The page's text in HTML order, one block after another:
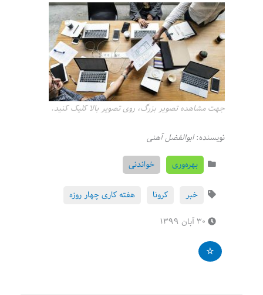
جهت مشاهده تصویر بزرگ، روی تصویر بالا کلیک کنید.
نویسنده:ابوالفضل آهنی
بهره‌وری
خواندنی
خبر کرونا
هفته کاری چهار روزه